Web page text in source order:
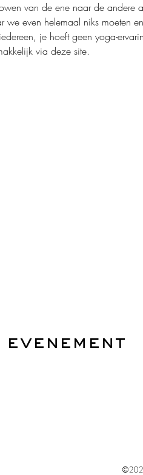
van de ene naar de andere
we even helemaal niks moeten
je hoeft geen yoga-
via deze site.